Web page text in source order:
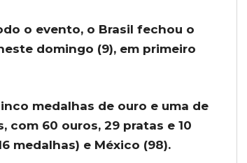
o evento, o Brasil fechou o
domingo (9), em primeiro
medalhas de ouro e uma de
com 60 ouros, 29 pratas e 10
medalhas) e México (98).